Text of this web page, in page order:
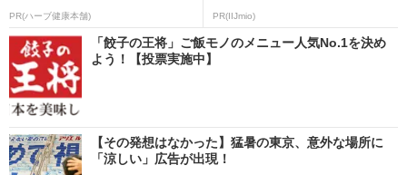
PR(ハーブ健康本舗) PR(IIJmio)
「餃子の王将」ご飯モノのメニュー人気No.1を決め
よう！【投票実施中】
【その発想はなかった】猛暑の東京、意外な場所に
「涼しい」広告が出現！